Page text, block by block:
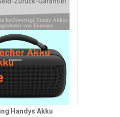
Handys Akku